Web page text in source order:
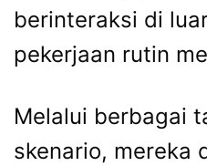
berinteraksi di
pekerjaan rutin
Melalui berbagai
skenario, mereka